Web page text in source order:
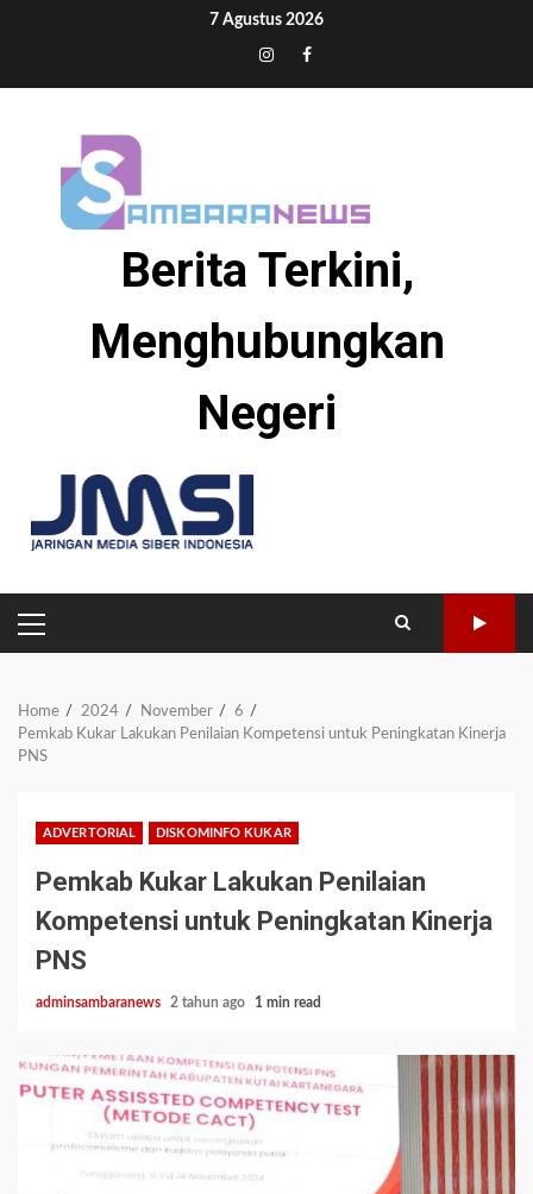
7 Agustus 2026
Tiktok
InstagramFacebook
Berita Terkini,
Menghubungkan
Negeri
PRIMARY
MENU
Home 2024 November
6
Pemkab Kukar Lakukan Penilaian Kompetensi untuk Peningkatan Kinerja
PNS
ADVERTORIAL DISKOMINFO KUKAR
Pemkab Kukar Lakukan Penilaian
Kompetensi untuk Peningkatan Kinerja
PNS
adminsambaranews 2 tahun ago 1 min read